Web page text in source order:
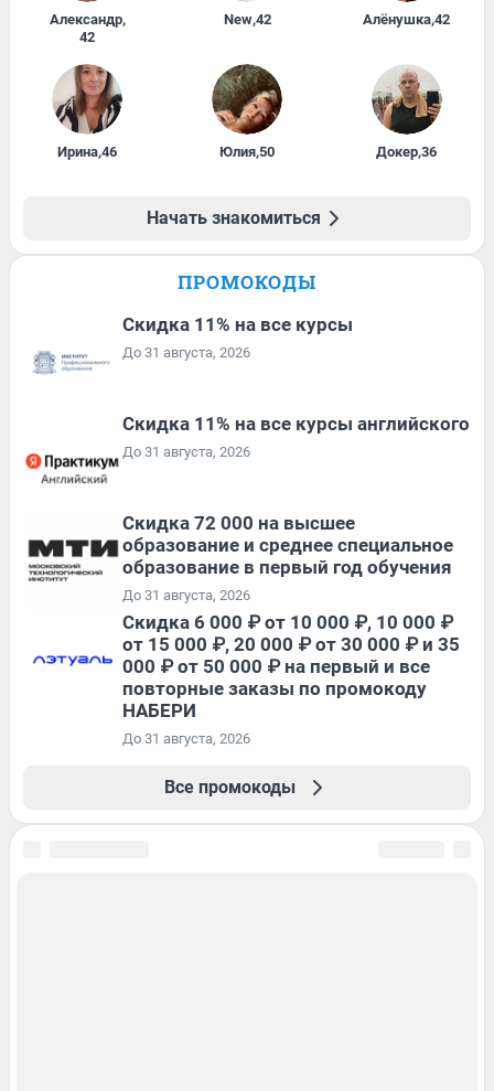
Александр,
42
New,42 Алёнушка,42
Ирина,46 Юлия,50 Докер,36
Начать знакомиться
ПРОМОКОДЫ
Скидка 11% на все курсы
До 31 августа, 2026
Скидка 11% на все курсы английского
До 31 августа, 2026
Скидка 72 000 на высшее
образование и среднее специальное
образование в первый год обучения
До 31 августа, 2026
Скидка 6 000 ₽ от 10 000 ₽, 10 000 ₽
от 15 000 ₽, 20 000 ₽ от 30 000 ₽ и 35
000 ₽ от 50 000 ₽ на первый и все
повторные заказы по промокоду
НАБЕРИ
До 31 августа, 2026
Все промокоды